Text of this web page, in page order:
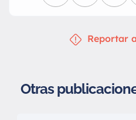
Reportar
Otras